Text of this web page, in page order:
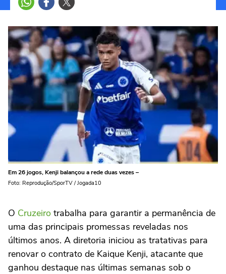
Em 26 jogos, Kenji balançou a rede duas vezes –
Foto: Reprodução/SporTV / Jogada10
O Cruzeiro trabalha para garantir a permanência de
uma das principais promessas reveladas nos
últimos anos. A diretoria iniciou as tratativas para
renovar o contrato de Kaique Kenji, atacante que
ganhou destaque nas últimas semanas sob o